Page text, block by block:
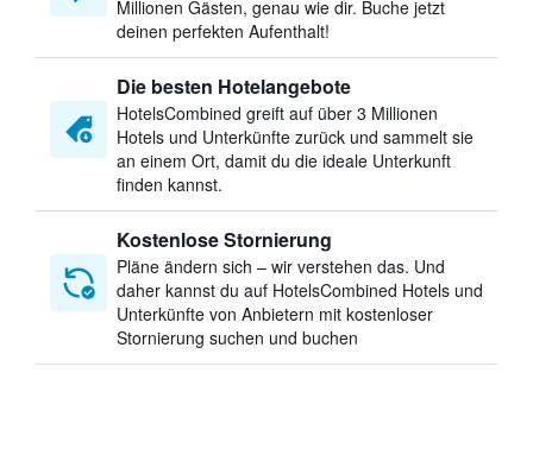
Millionen Gästen, genau wie dir. Buche jetzt
deinen perfekten Aufenthalt!
Die besten Hotelangebote
HotelsCombined greift auf über 3 Millionen
Hotels und Unterkünfte zurück und sammelt sie
an einem Ort, damit du die ideale Unterkunft
finden kannst.
Kostenlose Stornierung
Pläne ändern sich – wir verstehen das. Und
daher kannst du auf HotelsCombined Hotels und
Unterkünfte von Anbietern mit kostenloser
Stornierung suchen und buchen